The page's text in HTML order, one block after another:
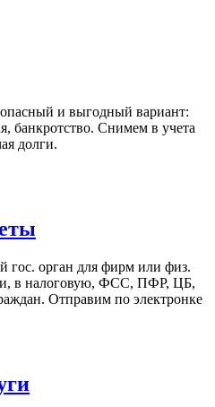
и выгодный вариант:
банкротство. Снимем в учета
долги.
гос. орган для фирм или физ.
в налоговую, ФСС, ПФР, ЦБ,
Отправим по электронке